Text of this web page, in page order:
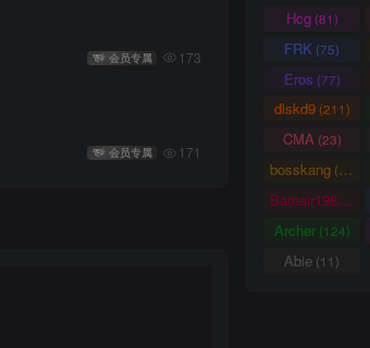
会员专属 173
会员专属 171
Hcg(81)
FRK (75)
Eros (77)
dlskd9(211)
CMA(23)
bosskang (85)
Bamair1984(15)
Archer(124)
Abie (11)